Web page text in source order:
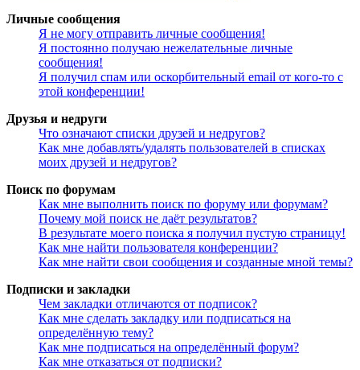
Личные сообщения
Я не могу отправить личные сообщения!
Я постоянно получаю нежелательные личные
сообщения!
Я получил спам или оскорбительный email от кого-то с
этой конференции!
Друзья и недруги
Что означают списки друзей и недругов?
Как мне добавлять/удалять пользователей в списках
моих друзей и недругов?
Поиск по форумам
Как мне выполнить поиск по форуму или форумам?
Почему мой поиск не даёт результатов?
В результате моего поиска я получил пустую страницу!
Как мне найти пользователя конференции?
Как мне найти свои сообщения и созданные мной темы?
Подписки и закладки
Чем закладки отличаются от подписок?
Как мне сделать закладку или подписаться на
определённую тему?
Как мне подписаться на определённый форум?
Как мне отказаться от подписки?